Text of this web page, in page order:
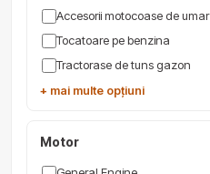
Accesorii motocoase de umar
Tocatoare pe benzina
Tractorase de tuns gazon
+ mai multe opțiuni
Motor